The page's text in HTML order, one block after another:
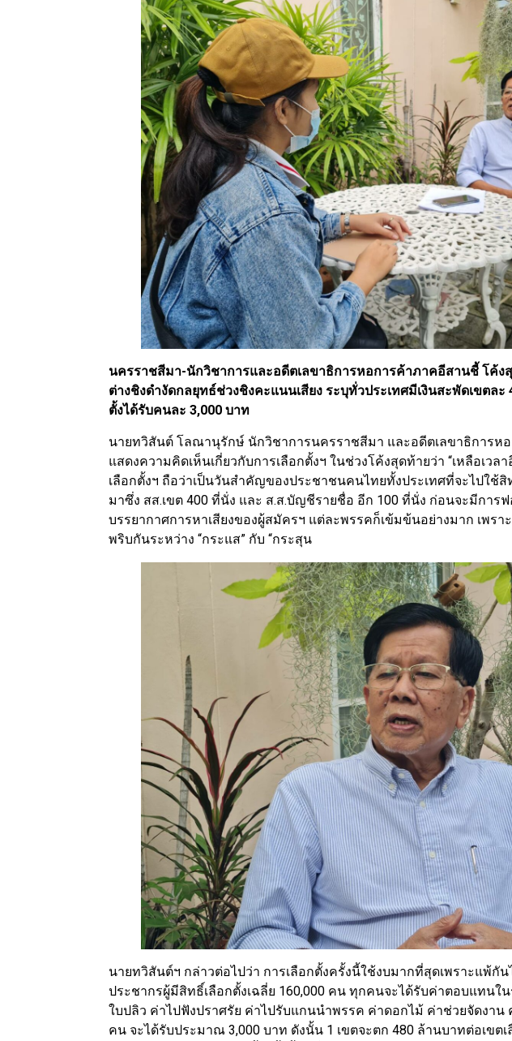
นครราชสีมา-นักวิชาการและอดีตเลขาธิการหอการค้าภาคอีสานชี้ โค้ง
ต่างชิงดำงัดกลยุทธ์ช่วงชิงคะแนนเสียง ระบุทั่วประเทศมีเงินสะพัดเขตล
ตั้งได้รับคนละ 3,000 บาท
นายทวิสันต์ โลณานุรักษ์ นักวิชาการนครราชสีมา และอดีตเลขาธิการห
แสดงความคิดเห็นเกี่ยวกับการเลือกตั้งฯ ในช่วงโค้งสุดท้ายว่า “เหลือเวล
เลือกตั้งฯ ถือว่าเป็นวันสำคัญของประชาชนคนไทยทั้งประเทศที่จะไปใช้สิ
มาซึ่ง สส.เขต 400 ที่นั่ง และ ส.ส.บัญชีรายชื่อ อีก 100 ที่นั่ง ก่อนจะมีการ
บรรยากาศการหาเสียงของผู้สมัครฯ แต่ละพรรคก็เข้มข้นอย่างมาก เพรา
พริบกันระหว่าง “กระแส” กับ “กระสุน
นายทวิสันต์ฯ กล่าวต่อไปว่า การเลือกตั้งครั้งนี้ใช้งบมากที่สุดเพราะแพ้กัน
ประชากรผู้มีสิทธิ์เลือกตั้งเฉลี่ย 160,000 คน ทุกคนจะได้รับค่าตอบแทนใ
ใบปลิว ค่าไปฟังปราศรัย ค่าไปรับแกนนำพรรค ค่าดอกไม้ ค่าช่วยจัดงาน
คน จะได้รับประมาณ 3,000 บาท ดังนั้น 1 เขตจะตก 480 ล้านบาทต่อเขต